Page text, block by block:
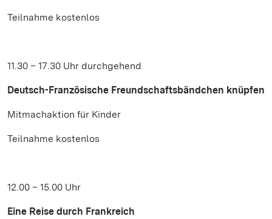
Teilnahme kostenlos
11.30 – 17.30 Uhr durchgehend
Deutsch-Französische Freundschaftsbändchen knüpfen
Mitmachaktion für Kinder
Teilnahme kostenlos
12.00 – 15.00 Uhr
Eine Reise durch Frankreich